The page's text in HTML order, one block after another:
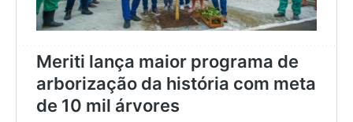
Facebook
Jefferson Lemos